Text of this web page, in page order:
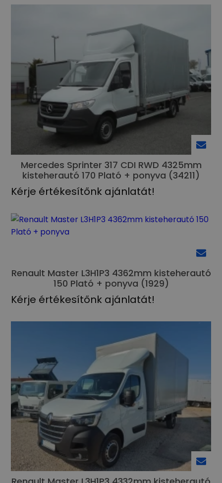
Mercedes Sprinter 317 CDI RWD 4325mm
kisteherautó 170 Plató + ponyva (34211)
Kérje értékesítőnk ajánlatát!
Renault Master L3H1P3 4362mm kisteherautó
150 Plató + ponyva (1929)
Kérje értékesítőnk ajánlatát!